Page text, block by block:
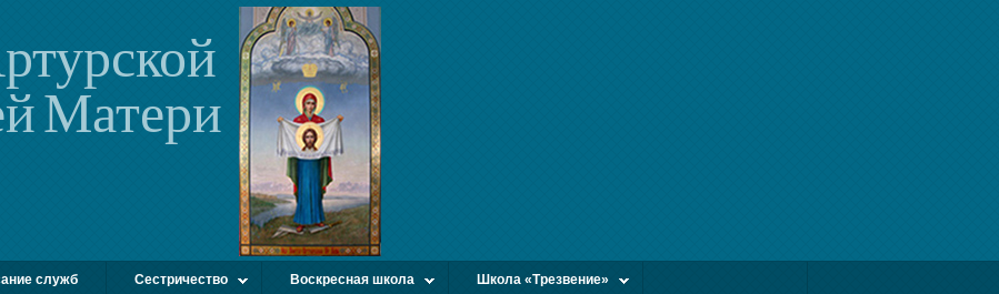
Матери
служб Сестричество Воскресная школа Школа «Трезвение»